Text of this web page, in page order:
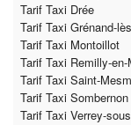
Tarif Taxi Drée
Tarif Taxi Grénand-
Tarif Taxi Montoillot
Tarif Taxi Remilly-
Tarif Taxi Saint-
Tarif Taxi Sombernon
Tarif Taxi Verrey-